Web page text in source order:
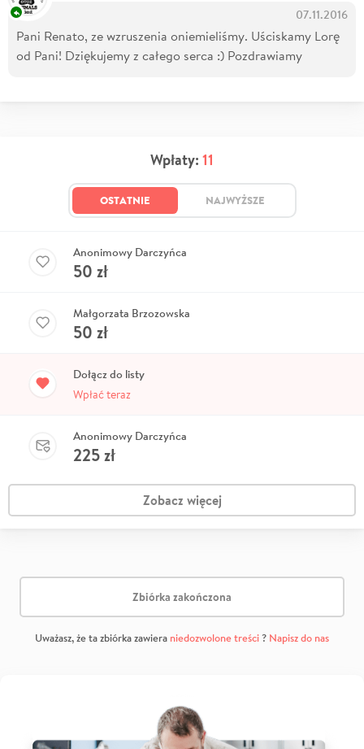
07.11.2016
Pani Renato, ze wzruszenia oniemieliśmy. Uściskamy Lorę
od Pani! Dziękujemy z całego serca :) Pozdrawiamy
Wpłaty: 11
OSTATNIE NAJWYŻSZE
Anonimowy Darczyńca
50 zł
Małgorzata Brzozowska
50 zł
Dołącz do listy
Wpłać teraz
Anonimowy Darczyńca
225zł
Zobacz więcej
Zbiórka zakończona
Uważasz, że ta zbiórka zawiera niedozwolone treści? Napisz do nas